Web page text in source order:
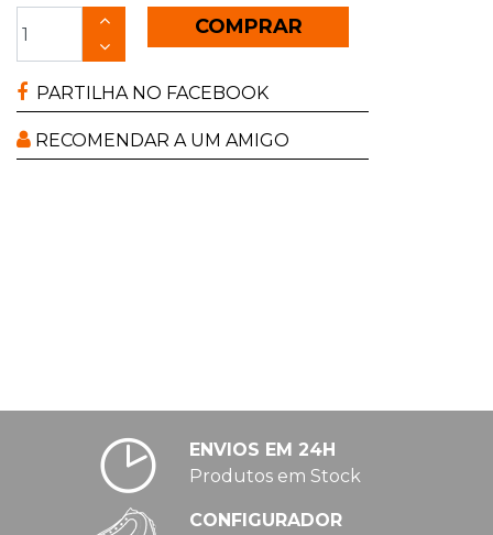
COMPRAR
PARTILHA NO FACEBOOK
RECOMENDAR A UM AMIGO
ENVIOS EM 24H
Produtos em Stock
CONFIGURADOR